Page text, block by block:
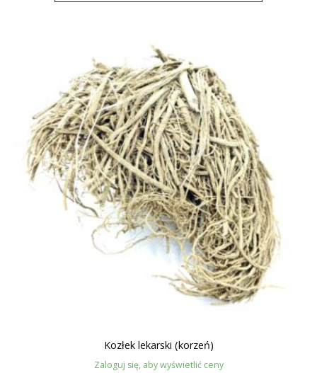
Kozłek lekarski (korzeń)
Zaloguj się, aby wyświetlić ceny